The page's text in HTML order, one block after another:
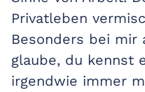
Privatleben
Besonders bei mir
glaube, du kennst
irgendwie immer